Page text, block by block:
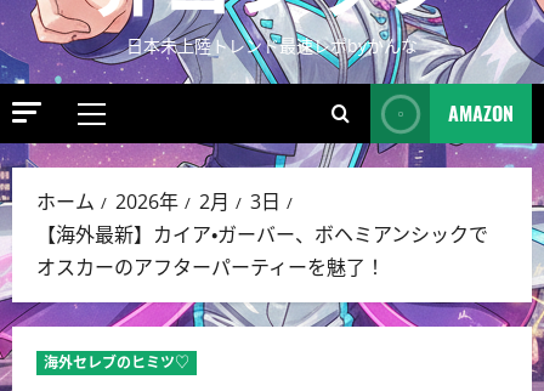
日本未上陸トレンド最速レポbyかんな
AMAZON
ホーム 2026年 2月
3日
【海外最新】カイア・ガーバー、ボヘミアンシックで
オスカーのアフターパーティーを魅了！
海外セレブのヒミツ♡